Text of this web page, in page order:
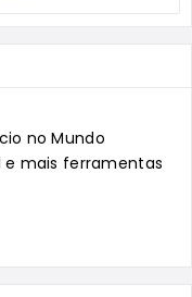
no Mundo
mais ferramentas